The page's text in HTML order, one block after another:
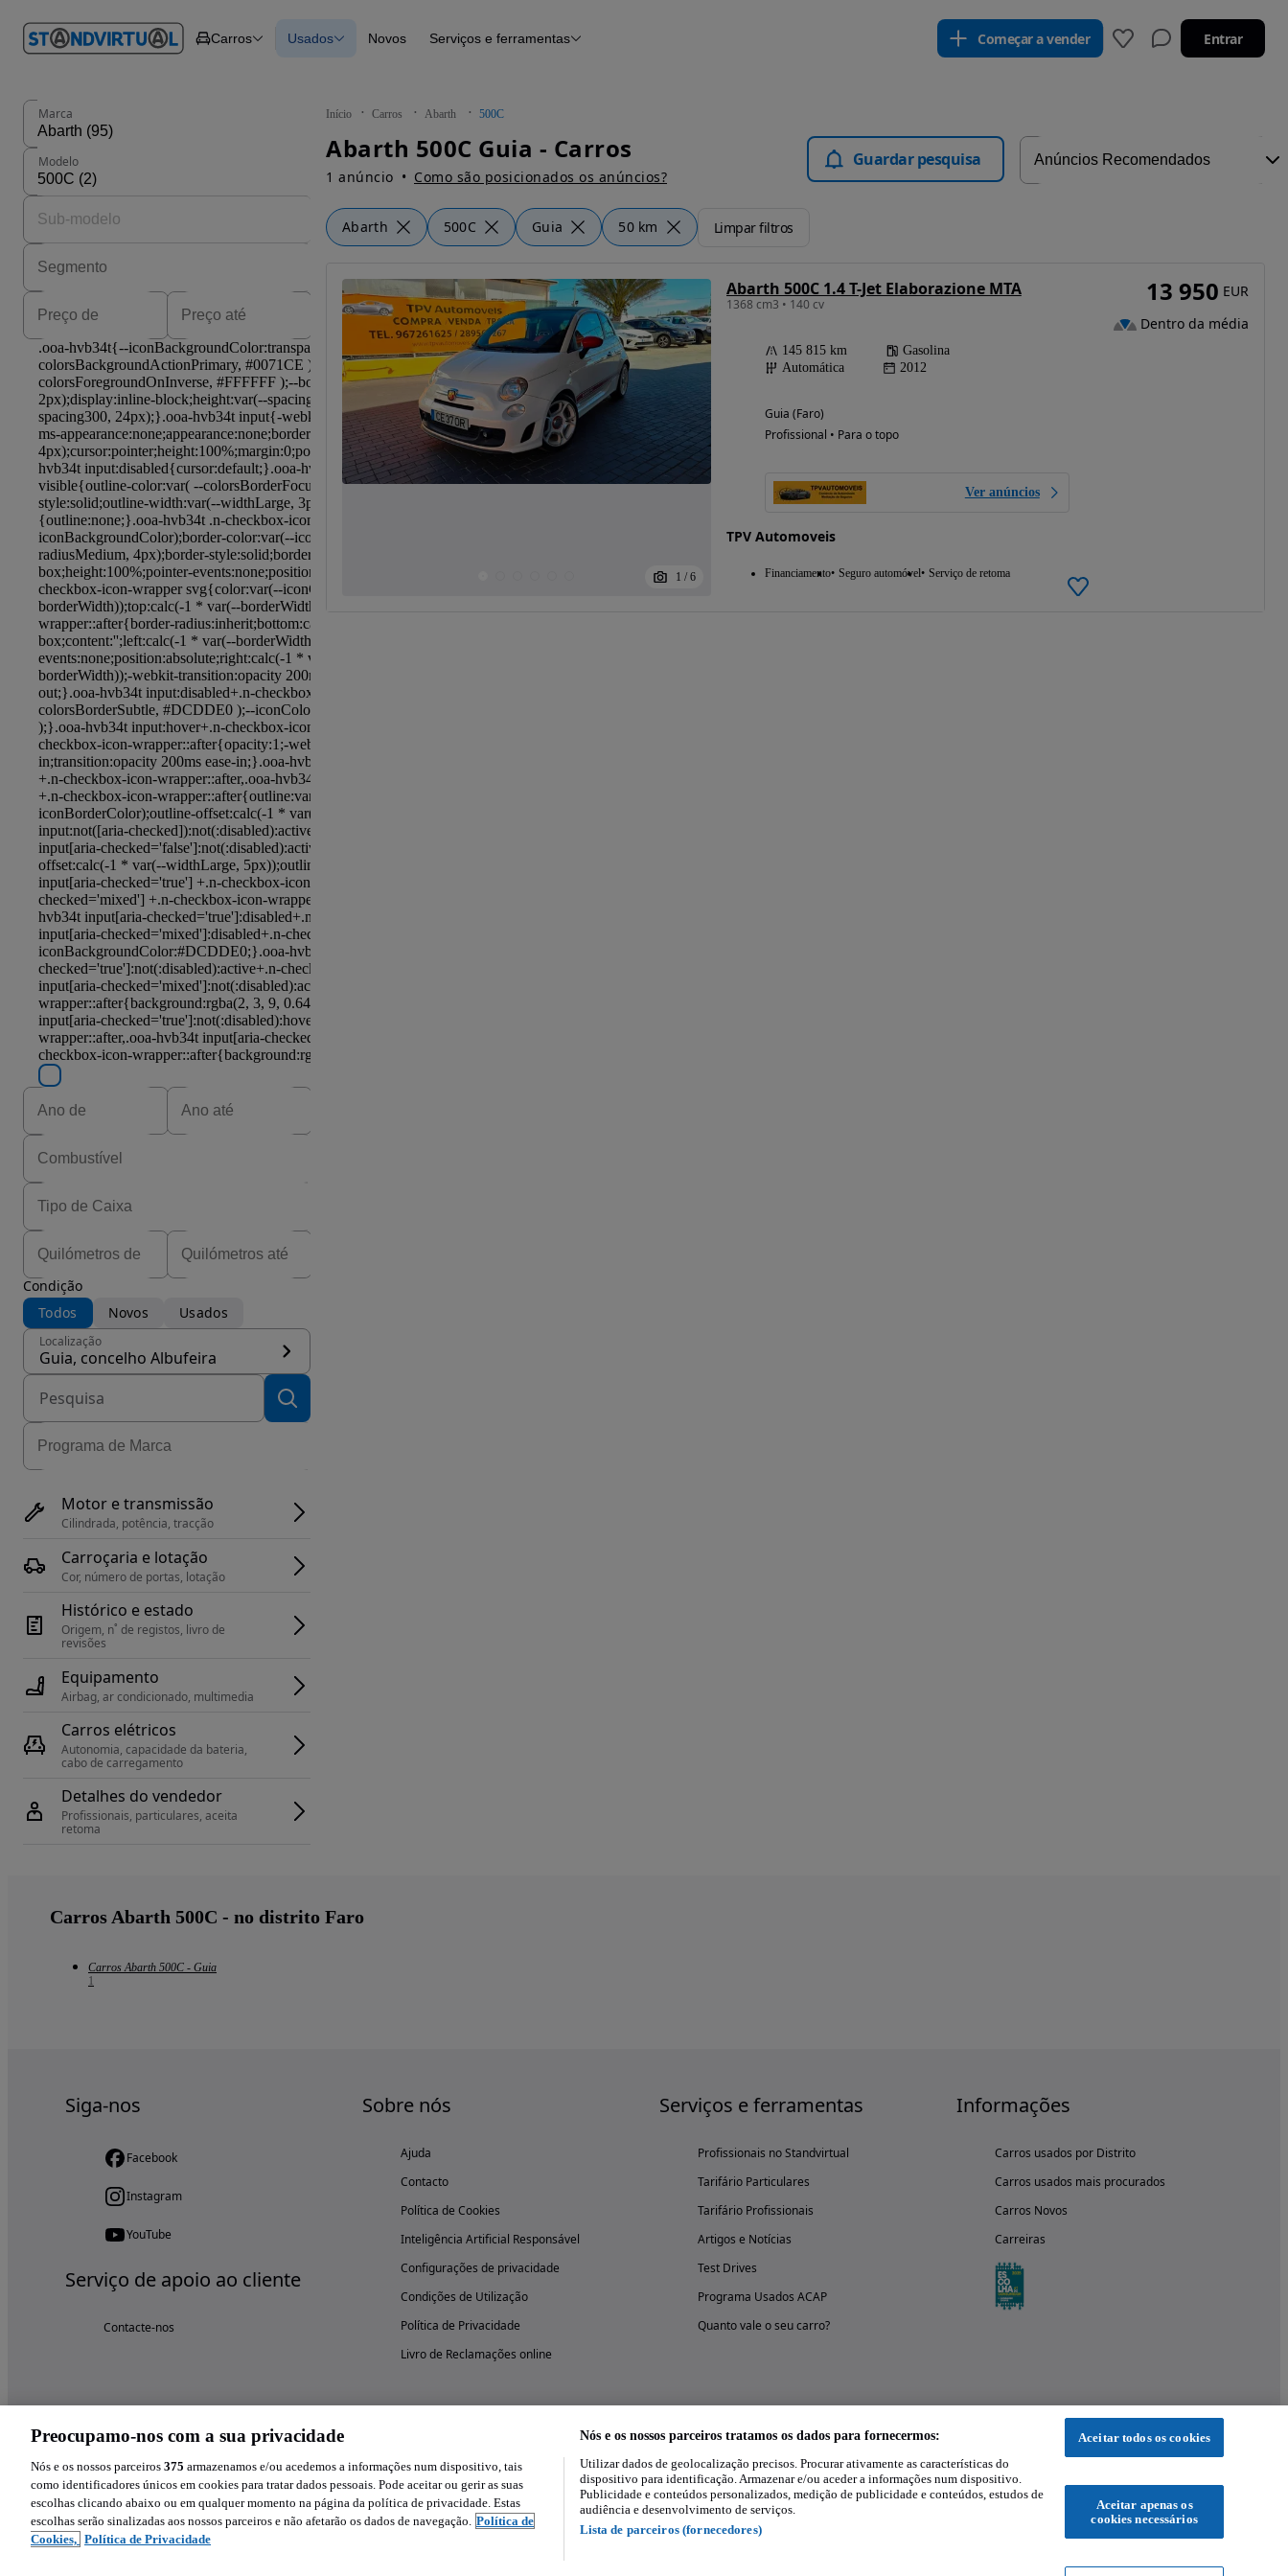
em
Carros Carros
Carros
Novos
Usados Novos
Histórico do veículo
Serviços e ferramentas Começar a vender Entrar
Início Carros Abarth 500C
Abarth 500C Guia - Carros
1 anúncio Como são posicionados os anúncios?
Guardar pesquisa
Abarth 500C Guia 50 km Limpar filtros
Marca
Modelo
Condição
Todos
Novos Usados
Localização
Guia, concelho Albufeira
Motor e transmissão
Cilindrada, potência, tracção
Carroçaria e lotação
Cor, número de portas, lotação
Histórico e estado
Origem, n˚ de registos, livro de
revisões
Equipamento
Airbag, ar condicionado, multimedia
Carros elétricos
Autonomia, capacidade da bateria,
cabo de carregamento
Detalhes do vendedor
Profissionais, particulares, aceita
retoma
1 / 6
Abarth 500C 1.4 T-Jet Elaborazione MTA
1368 cm3 • 140 cv
145 815 km
Gasolina
Automática
2012
Guia (Faro)
Profissional • Para o topo
Ver anúncios
TPV Automoveis
Financiamento Seguro automóvel Serviço de retoma
13 950 EUR
Dentro da média
Carros Abarth 500C - no distrito Faro
Carros Abarth 500C - Guia
1
Siga-nos
Facebook
Instagram
YouTube
Serviço de apoio ao cliente
Contacte-nos
Sobre nós
Ajuda
Contacto
Política de Cookies
Inteligência Artificial Responsável
Configurações de privacidade
Condições de Utilização
Política de Privacidade
Livro de Reclamações online
Serviços e ferramentas
Profissionais no Standvirtual
Tarifário Particulares
Tarifário Profissionais
Artigos e Notícias
Test Drives
Programa Usados ACAP
Quanto vale o seu carro?
Informações
Carros usados por Distrito
Carros usados mais procurados
Carros Novos
Carreiras
Experimenta a aplicação
Preocupamo-nos com a sua privacidade
Nós e os nossos parceiros 375 armazenamos e/ou acedemos a informações num dispositivo, tais
como identificadores únicos em cookies para tratar dados pessoais. Pode aceitar ou gerir as suas
escolhas clicando abaixo ou em qualquer momento na página da política de privacidade. Estas
escolhas serão sinalizadas aos nossos parceiros e não afetarão os dados de navegação. Política de
Cookies, Política de Privacidade
Nós e os nossos parceiros tratamos os dados para fornecermos:
Utilizar dados de geolocalização precisos. Procurar ativamente as características do
dispositivo para identificação. Armazenar e/ou aceder a informações num dispositivo.
Publicidade e conteúdos personalizados, medição de publicidade e conteúdos, estudos de
audiência e desenvolvimento de serviços.
Lista de parceiros (fornecedores)
Aceitar todos os cookies
Aceitar apenas os
cookies necessários